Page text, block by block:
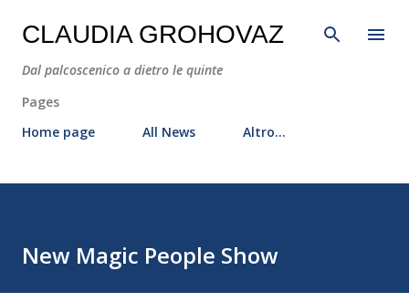
Passa ai contenuti principali
CLAUDIA GROHOVAZ
Dal palcoscenico a dietro le quinte
Pages
Home page
All News Altro…
New Magic People Show